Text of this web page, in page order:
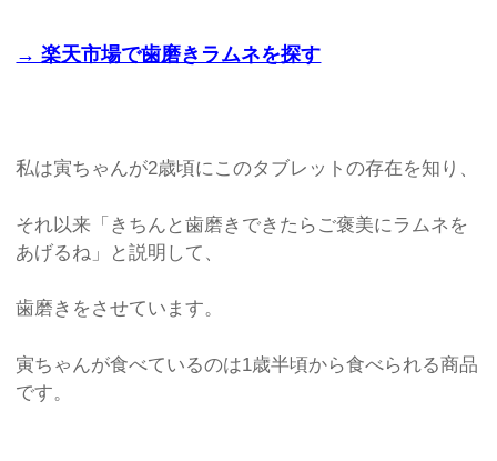
→ 楽天市場で歯磨きラムネを探す
私は寅ちゃんが2歳頃にこのタブレットの存在を知り、
それ以来「きちんと歯磨きできたらご褒美にラムネを
あげるね」と説明して、
歯磨きをさせています。
寅ちゃんが食べているのは1歳半頃から食べられる商品
です。